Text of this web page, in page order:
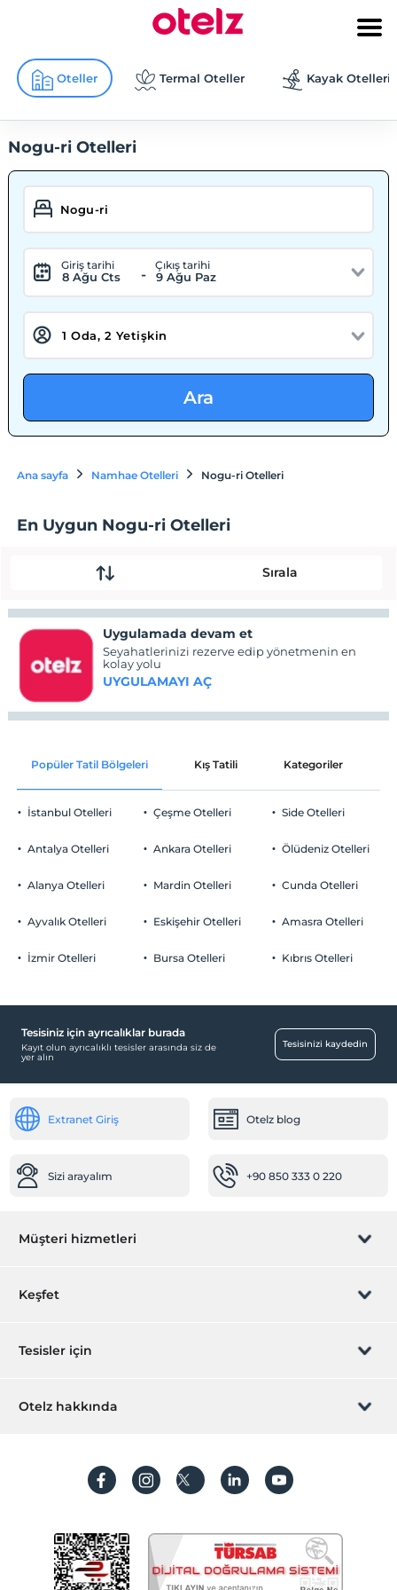
Oteller Termal Oteller Kayak Otelleri
Nogu-ri Otelleri
Giriş tarihi
8 Ağu Cts -
Çıkış tarihi
9 Ağu Paz
Ara
Ana sayfa Namhae Otelleri Nogu-ri Otelleri
En Uygun Nogu-ri Otelleri
Sırala
Uygulamada devam et
Seyahatlerinizi rezerve edip yönetmenin en
kolay yolu
UYGULAMAYI AÇ
Popüler Tatil Bölgeleri Kış Tatili Kategoriler
İstanbul Otelleri
Antalya Otelleri
Alanya Otelleri
Ayvalık Otelleri
İzmir Otelleri
Çeşme Otelleri
Ankara Otelleri
Mardin Otelleri
Eskişehir Otelleri
Bursa Otelleri
Side Otelleri
Ölüdeniz Otelleri
Cunda Otelleri
Amasra Otelleri
Kıbrıs Otelleri
Tesisiniz için ayrıcalıklar burada
Kayıt olun ayrıcalıklı tesisler arasında siz de
yer alın
Tesisinizi kaydedin
Extranet Giriş Otelz blog
Sizi arayalım +90 850 333 0 220
Müşteri hizmetleri
Rezervasyon yönet
Sıkça sorulan sorular
İşlem rehberi
Keşfet
Hediye Kart
Hesap oluştur
Tesisler için
Hemen tesisinizi ekleyin
Otelz hakkında
Koşullar ve şartlar